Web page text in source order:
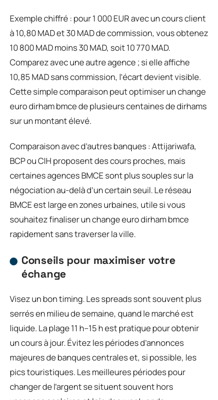
Exemple chiffré : pour 1 000 EUR avec un cours client
à 10,80 MAD et 30 MAD de commission, vous obtenez
10 800 MAD moins 30 MAD, soit 10 770 MAD.
Comparez avec une autre agence ; si elle affiche
10,85 MAD sans commission, l’écart devient visible.
Cette simple comparaison peut optimiser un change
euro dirham bmce de plusieurs centaines de dirhams
sur un montant élevé.
Comparaison avec d’autres banques : Attijariwafa,
BCP ou CIH proposent des cours proches, mais
certaines agences BMCE sont plus souples sur la
négociation au-delà d’un certain seuil. Le réseau
BMCE est large en zones urbaines, utile si vous
souhaitez finaliser un change euro dirham bmce
rapidement sans traverser la ville.
Conseils pour maximiser votre
échange
Visez un bon timing. Les spreads sont souvent plus
serrés en milieu de semaine, quand le marché est
liquide. La plage 11 h–15 h est pratique pour obtenir
un cours à jour. Évitez les périodes d’annonces
majeures de banques centrales et, si possible, les
pics touristiques. Les meilleures périodes pour
changer de l’argent se situent souvent hors